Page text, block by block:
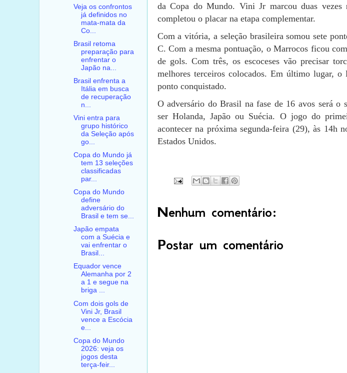
da Copa do Mundo. Vini Jr marcou duas vezes
completou o placar na etapa complementar.
Com a vitória, a seleção brasileira somou sete
C. Com a mesma pontuação, o Marrocos ficou
de gols. Com três, os escoceses vão precisar
melhores terceiros colocados. Em último lugar,
ponto conquistado.
O adversário do Brasil na fase de 16 avos será o
ser Holanda, Japão ou Suécia. O jogo do
acontecer na próxima segunda-feira (29), às 14h
Estados Unidos.
Nenhum comentário:
Postar um comentário
Veja os confrontos
já definidos no
mata-mata da
Co...
Brasil retoma
preparação para
enfrentar o
Japão na...
Brasil enfrenta a
Itália em busca
de recuperação
n...
Vini entra para
grupo histórico
da Seleção após
go...
Copa do Mundo já
tem 13 seleções
classificadas
par...
Copa do Mundo
define
adversário do
Brasil e tem se...
Japão empata
com a Suécia e
vai enfrentar o
Brasil...
Equador vence
Alemanha por 2
a 1 e segue na
briga ...
Com dois gols de
Vini Jr, Brasil
vence a Escócia
e...
Copa do Mundo
2026: veja os
jogos desta
terça-feir...